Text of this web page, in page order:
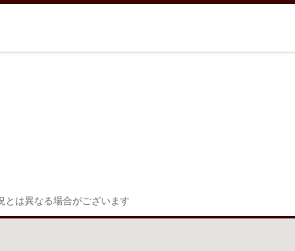
とは異なる場合がございます